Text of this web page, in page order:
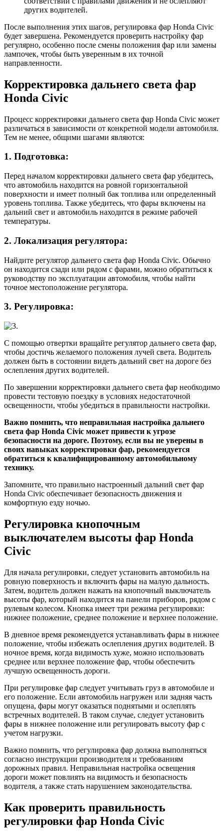
других водителей.
После выполнения этих шагов, регулировка фар Honda Civic
будет завершена. Рекомендуется проверить настройку фар
регулярно, особенно после смены положения фар или замены
лампочек, чтобы быть уверенным в их точной
направленности.
Корректировка дальнего света фар
Honda Civic
Процесс корректировки дальнего света фар Honda Civic может
различаться в зависимости от конкретной модели автомобиля.
Тем не менее, общими шагами являются:
1. Подготовка:
Перед началом корректировки дальнего света фар убедитесь,
что автомобиль находится на ровной горизонтальной
поверхности и имеет полный бак топлива или определенный
уровень топлива. Также убедитесь, что фары включены на
дальний свет и автомобиль находится в режиме рабочей
температуры.
2. Локализация регулятора:
Найдите регулятор дальнего света фар Honda Civic. Обычно
он находится сзади или рядом с фарами, можно обратиться к
руководству по эксплуатации автомобиля, чтобы найти
точное местоположение регулятора.
3. Регулировка:
С помощью отвертки вращайте регулятор дальнего света фар,
чтобы достичь желаемого положения лучей света. Водитель
должен быть в состоянии видеть дальний свет на дороге без
ослепления других водителей.
По завершении корректировки дальнего света фар необходимо
провести тестовую поездку в условиях недостаточной
освещенности, чтобы убедиться в правильности настройки.
Важно помнить, что неправильная настройка дальнего
света фар Honda Civic может привести к угрозе
безопасности на дороге. Поэтому, если вы не уверены в
своих навыках корректировки фар, рекомендуется
обратиться к квалифицированному автомобильному
технику.
Запомните, что правильно настроенный дальний свет фар
Honda Civic обеспечивает безопасность движения и
комфортную езду ночью.
Регулировка кнопочным
выключателем высоты фар Honda
Civic
Для начала регулировки, следует установить автомобиль на
ровную поверхность и включить фары на малую дальность.
Затем, водитель должен нажать на кнопочный выключатель
высоты фар, который находится на панели приборов, рядом с
рулевым колесом. Кнопка имеет три режима регулировки:
нижнее положение, среднее положение и верхнее положение.
В дневное время рекомендуется устанавливать фары в нижнее
положение, чтобы избежать ослепления других водителей. В
ночное время, когда видимость хуже, можно использовать
среднее или верхнее положение фар, чтобы обеспечить
лучшую освещенность дороги.
При регулировке фар следует учитывать груз в автомобиле и
его положение. Если автомобиль нагружен или задняя часть
опущена, фары могут оказаться поднятыми и ослеплять
встречных водителей. В таком случае, следует установить
фары в нижнее положение или регулировать высоту фар с
учетом нагрузки.
Важно помнить, что регулировка фар должна выполняться
согласно инструкции производителя и требованиям
дорожных правил. Неправильная настройка освещения
дороги может повлиять на видимость и безопасность
водителя, а также стать нарушением законодательства.
Как проверить правильность
регулировки фар Honda Civic